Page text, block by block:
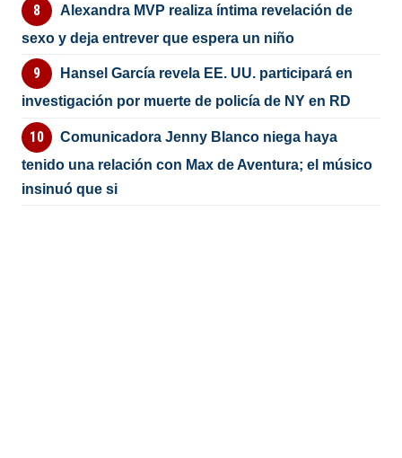
Alexandra MVP realiza íntima revelación de
sexo y deja entrever que espera un niño
Hansel García revela EE. UU. participará en
investigación por muerte de policía de NY en RD
Comunicadora Jenny Blanco niega haya
tenido una relación con Max de Aventura; el músico
insinuó que si